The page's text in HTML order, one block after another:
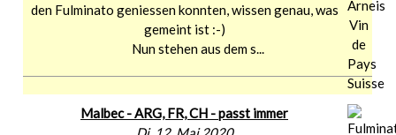
den Fulminato geniessen konnten, wissen genau, was
gemeint ist :-)
Nun stehen aus dem s...
Malbec - ARG, FR, CH - passt immer